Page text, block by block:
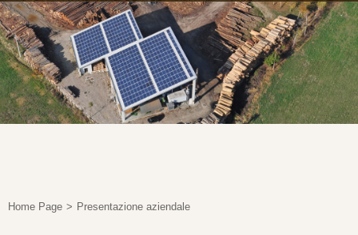
Home Page > Presentazione aziendale